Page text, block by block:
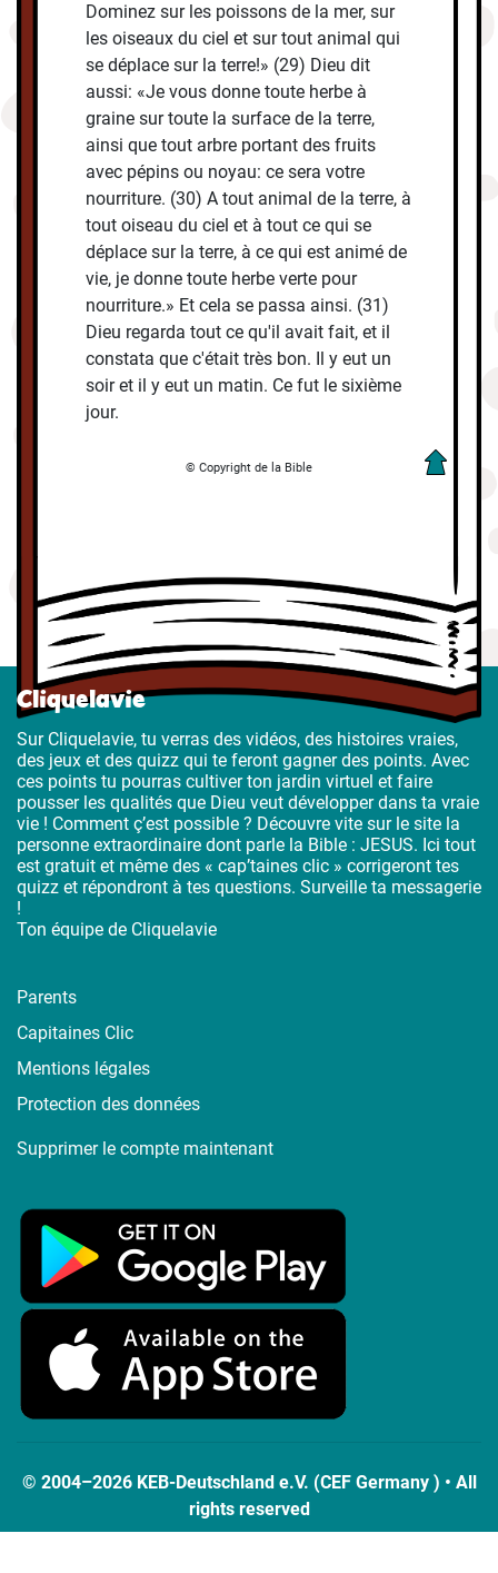
Dominez sur les poissons de la mer, sur
les oiseaux du ciel et sur tout animal qui
se déplace sur la terre!» (29) Dieu dit
aussi: «Je vous donne toute herbe à
graine sur toute la surface de la terre,
ainsi que tout arbre portant des fruits
avec pépins ou noyau: ce sera votre
nourriture. (30) A tout animal de la terre, à
tout oiseau du ciel et à tout ce qui se
déplace sur la terre, à ce qui est animé de
vie, je donne toute herbe verte pour
nourriture.» Et cela se passa ainsi. (31)
Dieu regarda tout ce qu'il avait fait, et il
constata que c'était très bon. Il y eut un
soir et il y eut un matin. Ce fut le sixième
jour.
© Copyright de la Bible
Cliquelavie
Sur Cliquelavie, tu verras des vidéos, des histoires vraies,
des jeux et des quizz qui te feront gagner des points. Avec
ces points tu pourras cultiver ton jardin virtuel et faire
pousser les qualités que Dieu veut développer dans ta vraie
vie ! Comment ç’est possible ? Découvre vite sur le site la
personne extraordinaire dont parle la Bible : JESUS. Ici tout
est gratuit et même des « cap’taines clic » corrigeront tes
quizz et répondront à tes questions. Surveille ta messagerie
!
Ton équipe de Cliquelavie
Parents
Capitaines Clic
Mentions légales
Protection des données
Supprimer le compte maintenant
© 2004–2026 KEB-Deutschland e.V. (CEF Germany ) • All
rights reserved